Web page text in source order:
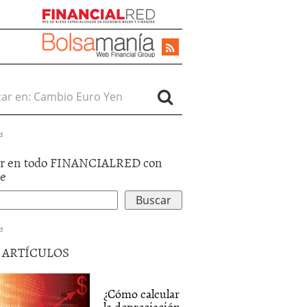
en:
en todo FINANCIALRED con
ARTÍCULOS
¿Cómo calcular